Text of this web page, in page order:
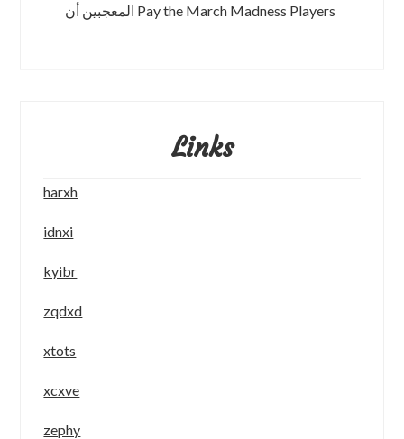
المعجبين أن Pay the March Madness Players
Links
harxh
idnxi
kyibr
zqdxd
xtots
xcxve
zephy